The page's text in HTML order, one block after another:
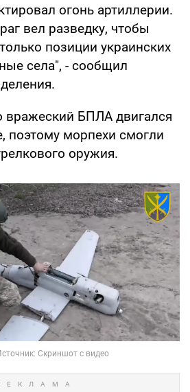
огонь артиллерии.
вел разведку, чтобы
позиции украинских
села", - сообщил
вражеский БПЛА двигался
поэтому морпехи смогли
оружия.